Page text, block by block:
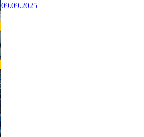
09.09.2025